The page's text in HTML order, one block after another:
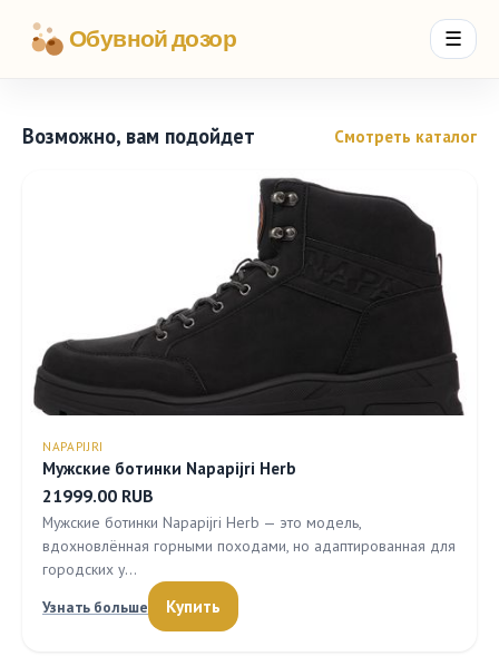
Обувной дозор ☰
Возможно, вам подойдет Смотреть каталог
NAPAPIJRI
Мужские ботинки Napapijri Herb
21999.00 RUB
Мужские ботинки Napapijri Herb — это модель,
вдохновлённая горными походами, но адаптированная для
городских у…
Узнать больше
Купить